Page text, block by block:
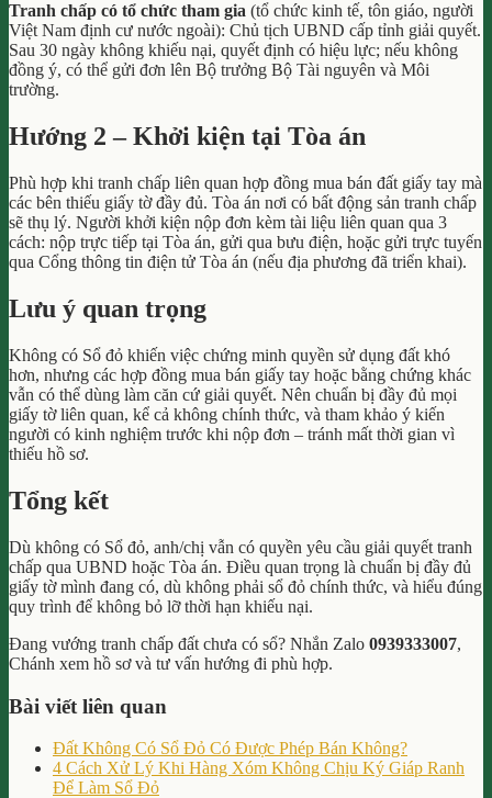
Tranh chấp có tổ chức tham gia (tổ chức kinh tế, tôn giáo, người
Việt Nam định cư nước ngoài): Chủ tịch UBND cấp tỉnh giải quyết.
Sau 30 ngày không khiếu nại, quyết định có hiệu lực; nếu không
đồng ý, có thể gửi đơn lên Bộ trưởng Bộ Tài nguyên và Môi
trường.
Hướng 2 – Khởi kiện tại Tòa án
Phù hợp khi tranh chấp liên quan hợp đồng mua bán đất giấy tay mà
các bên thiếu giấy tờ đầy đủ. Tòa án nơi có bất động sản tranh chấp
sẽ thụ lý. Người khởi kiện nộp đơn kèm tài liệu liên quan qua 3
cách: nộp trực tiếp tại Tòa án, gửi qua bưu điện, hoặc gửi trực tuyến
qua Cổng thông tin điện tử Tòa án (nếu địa phương đã triển khai).
Lưu ý quan trọng
Không có Sổ đỏ khiến việc chứng minh quyền sử dụng đất khó
hơn, nhưng các hợp đồng mua bán giấy tay hoặc bằng chứng khác
vẫn có thể dùng làm căn cứ giải quyết. Nên chuẩn bị đầy đủ mọi
giấy tờ liên quan, kể cả không chính thức, và tham khảo ý kiến
người có kinh nghiệm trước khi nộp đơn – tránh mất thời gian vì
thiếu hồ sơ.
Tổng kết
Dù không có Sổ đỏ, anh/chị vẫn có quyền yêu cầu giải quyết tranh
chấp qua UBND hoặc Tòa án. Điều quan trọng là chuẩn bị đầy đủ
giấy tờ mình đang có, dù không phải sổ đỏ chính thức, và hiểu đúng
quy trình để không bỏ lỡ thời hạn khiếu nại.
Đang vướng tranh chấp đất chưa có sổ? Nhắn Zalo 0939333007,
Chánh xem hồ sơ và tư vấn hướng đi phù hợp.
Bài viết liên quan
Đất Không Có Sổ Đỏ Có Được Phép Bán Không?
4 Cách Xử Lý Khi Hàng Xóm Không Chịu Ký Giáp Ranh
Để Làm Sổ Đỏ